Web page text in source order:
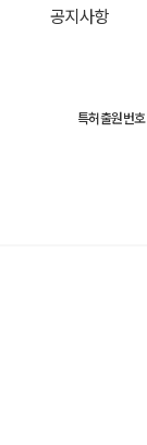
공지사항
특허출원번호